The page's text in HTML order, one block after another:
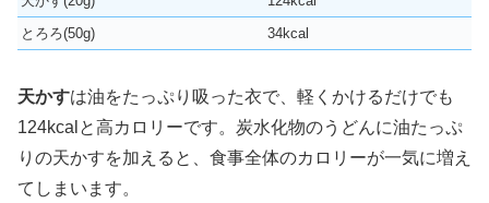
とろろ(50g)
34kcal
天かすは油をたっぷり吸った衣で、軽くかけるだけでも
124kcalと高カロリーです。炭水化物のうどんに油たっぷ
りの天かすを加えると、食事全体のカロリーが一気に増え
てしまいます。